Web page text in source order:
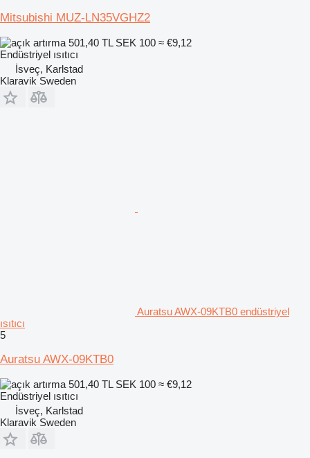
Mitsubishi MUZ-LN35VGHZ2
501,40 TL SEK 100 ≈ €9,12
Endüstriyel ısıtıcı
İsveç, Karlstad
Klaravik Sweden
Auratsu AWX-09KTB0 endüstriyel
ısıtıcı
5
Auratsu AWX-09KTB0
501,40 TL SEK 100 ≈ €9,12
Endüstriyel ısıtıcı
İsveç, Karlstad
Klaravik Sweden